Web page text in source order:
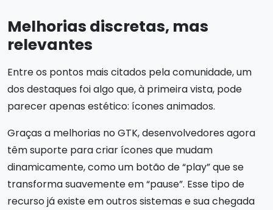
Melhorias discretas, mas
relevantes
Entre os pontos mais citados pela comunidade, um
dos destaques foi algo que, à primeira vista, pode
parecer apenas estético: ícones animados.
Graças a melhorias no GTK, desenvolvedores agora
têm suporte para criar ícones que mudam
dinamicamente, como um botão de “play” que se
transforma suavemente em “pause”. Esse tipo de
recurso já existe em outros sistemas e sua chegada